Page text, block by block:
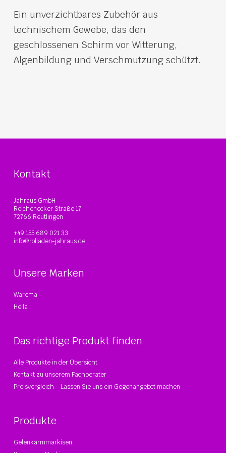
Ein unverzichtbares Zubehör aus
technischem Gewebe, das den
geschlossenen Schirm vor Witterung,
Algenbildung und Verschmutzung schützt.
Kontakt
Jahraus GmbH
Reichenecker Straße 17
72766 Reutlingen
+49 155 689 021 33
info@rolladen-jahraus.de
Unsere Marken
Warema
Hella
Das richtige Produkt finden
Alle Produkte in der Übersicht
Kontakt zu unserem Fachberater
Preisvergleich – Lassen Sie uns ein Gegenangebot machen
Produkte
Gelenkarmmarkisen